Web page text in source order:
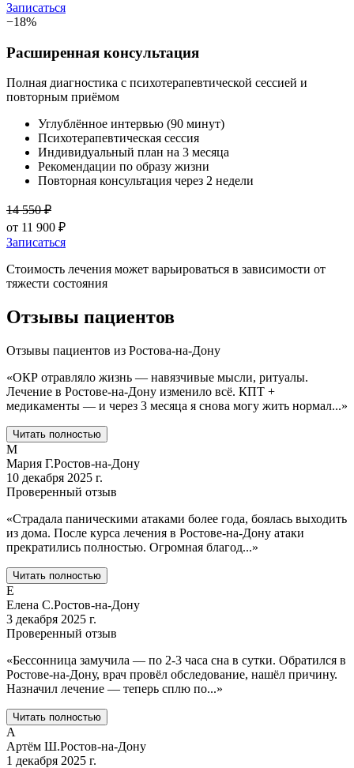
Записаться
−18%
Расширенная консультация
Полная диагностика с психотерапевтической сессией и
повторным приёмом
Углублённое интервью (90 минут)
Психотерапевтическая сессия
Индивидуальный план на 3 месяца
Рекомендации по образу жизни
Повторная консультация через 2 недели
14 550₽
от 11 900 ₽
Записаться
Стоимость лечения может варьироваться в зависимости от
тяжести состояния
Отзывы пациентов
Отзывы пациентов из Ростова-на-Дону
«ОКР отравляло жизнь — навязчивые мысли, ритуалы.
Лечение в Ростове-на-Дону изменило всё. КПТ +
медикаменты — и через 3 месяца я снова могу жить нормал...»
Читать полностью
М
Мария Г.Ростов-на-Дону
10 декабря 2025 г.
Проверенный отзыв
«Страдала паническими атаками более года, боялась выходить
из дома. После курса лечения в Ростове-на-Дону атаки
прекратились полностью. Огромная благод...»
Читать полностью
Е
Елена С.Ростов-на-Дону
3 декабря 2025 г.
Проверенный отзыв
«Бессонница замучила — по 2-3 часа сна в сутки. Обратился в
Ростове-на-Дону, врач провёл обследование, нашёл причину.
Назначил лечение — теперь сплю по...»
Читать полностью
А
Артём Ш.Ростов-на-Дону
1 декабря 2025 г.